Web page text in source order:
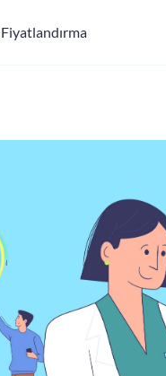
Fiyatlandırma